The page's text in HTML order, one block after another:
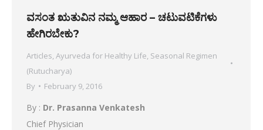
ವಸಂತ ಋತುವಿನ ನಮ್ಮ ಆಹಾರ – ಚಟುವಟಿಕೆಗಳು
ಹೇಗಿರಬೇಕು?
Articles, Ayurveda for Healthy Life, Seasonal Regimen
(Rutucharya)
By
February 9, 2016
By : Dr. Prasanna Venkatesh
Chief Physician